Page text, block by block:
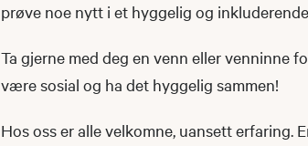
prøve noe nytt i et hyggelig og
Ta gjerne med deg en venn eller venninne
være sosial og ha det hyggelig sammen!
Hos oss er alle velkomne, uansett erfaring.